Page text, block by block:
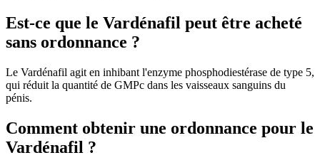
Est-ce que le Vardénafil peut être acheté
sans ordonnance ?
Le Vardénafil agit en inhibant l'enzyme phosphodiestérase de type 5,
qui réduit la quantité de GMPc dans les vaisseaux sanguins du
pénis.
Comment obtenir une ordonnance pour le
Vardénafil ?